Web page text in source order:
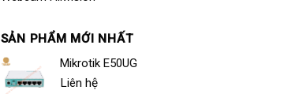
SẢN PHẨM MỚI NHẤT
Mikrotik E50UG
Liên hệ